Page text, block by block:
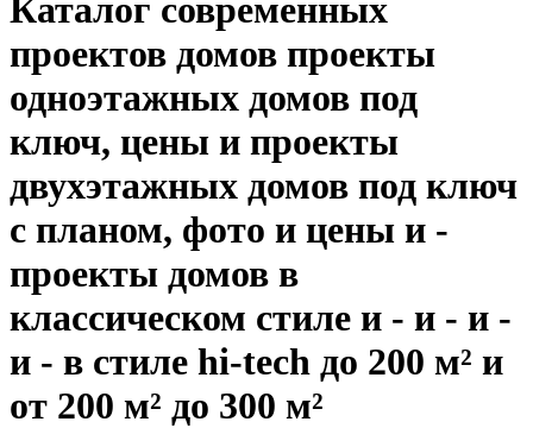
Каталог современных
проектов домов проекты
одноэтажных домов под
ключ, цены и проекты
двухэтажных домов под ключ
с планом, фото и цены и -
проекты домов в
классическом стиле и - и - и -
и - в стиле hi-tech до 200 м² и
от 200 м² до 300 м²